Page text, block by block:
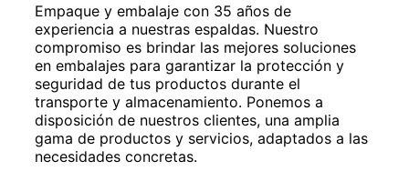
Empaque y embalaje con 35 años de
experiencia a nuestras espaldas. Nuestro
compromiso es brindar las mejores soluciones
en embalajes para garantizar la protección y
seguridad de tus productos durante el
transporte y almacenamiento. Ponemos a
disposición de nuestros clientes, una amplia
gama de productos y servicios, adaptados a las
necesidades concretas.